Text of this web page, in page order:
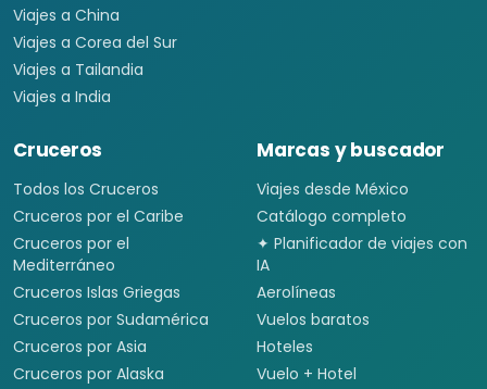
Viajes a China
Viajes a Corea del Sur
Viajes a Tailandia
Viajes a India
Cruceros
Todos los Cruceros
Cruceros por el Caribe
Cruceros por el
Mediterráneo
Cruceros Islas Griegas
Cruceros por Sudamérica
Cruceros por Asia
Cruceros por Alaska
Marcas y buscador
Viajes desde México
Catálogo completo
✦ Planificador de viajes con
IA
Aerolíneas
Vuelos baratos
Hoteles
Vuelo + Hotel